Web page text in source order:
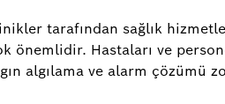
tarafından sağlık
önemlidir. Hastaları ve
algılama ve alarm çözümü